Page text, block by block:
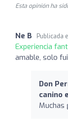
Esta opinión ha
Ne B Publicada
Experiencia
amable, solo
Don
canino
Muchas